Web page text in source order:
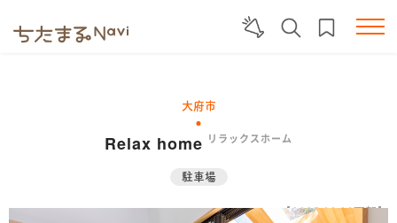
大府市
Relax home リラックスホーム
駐車場
【2025.03.03更新】